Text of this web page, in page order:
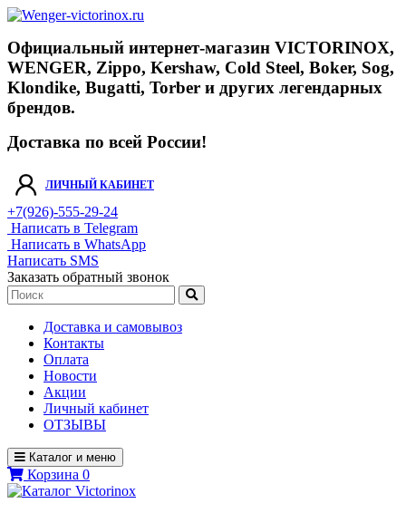
Официальный интернет-магазин VICTORINOX,
WENGER, Zippo, Kershaw, Cold Steel, Boker, Sog,
Klondike, Bugatti, Torber и других легендарных
брендов.
Доставка по всей России!
ЛИЧНЫЙ КАБИНЕТ
+7(926)-555-29-24
Написать в Telegram
Написать в WhatsApp
Написать SMS
Заказать обратный звонок
Доставка и самовывоз
Контакты
Оплата
Новости
Акции
Личный кабинет
ОТЗЫВЫ
Каталог и меню
Корзина 0